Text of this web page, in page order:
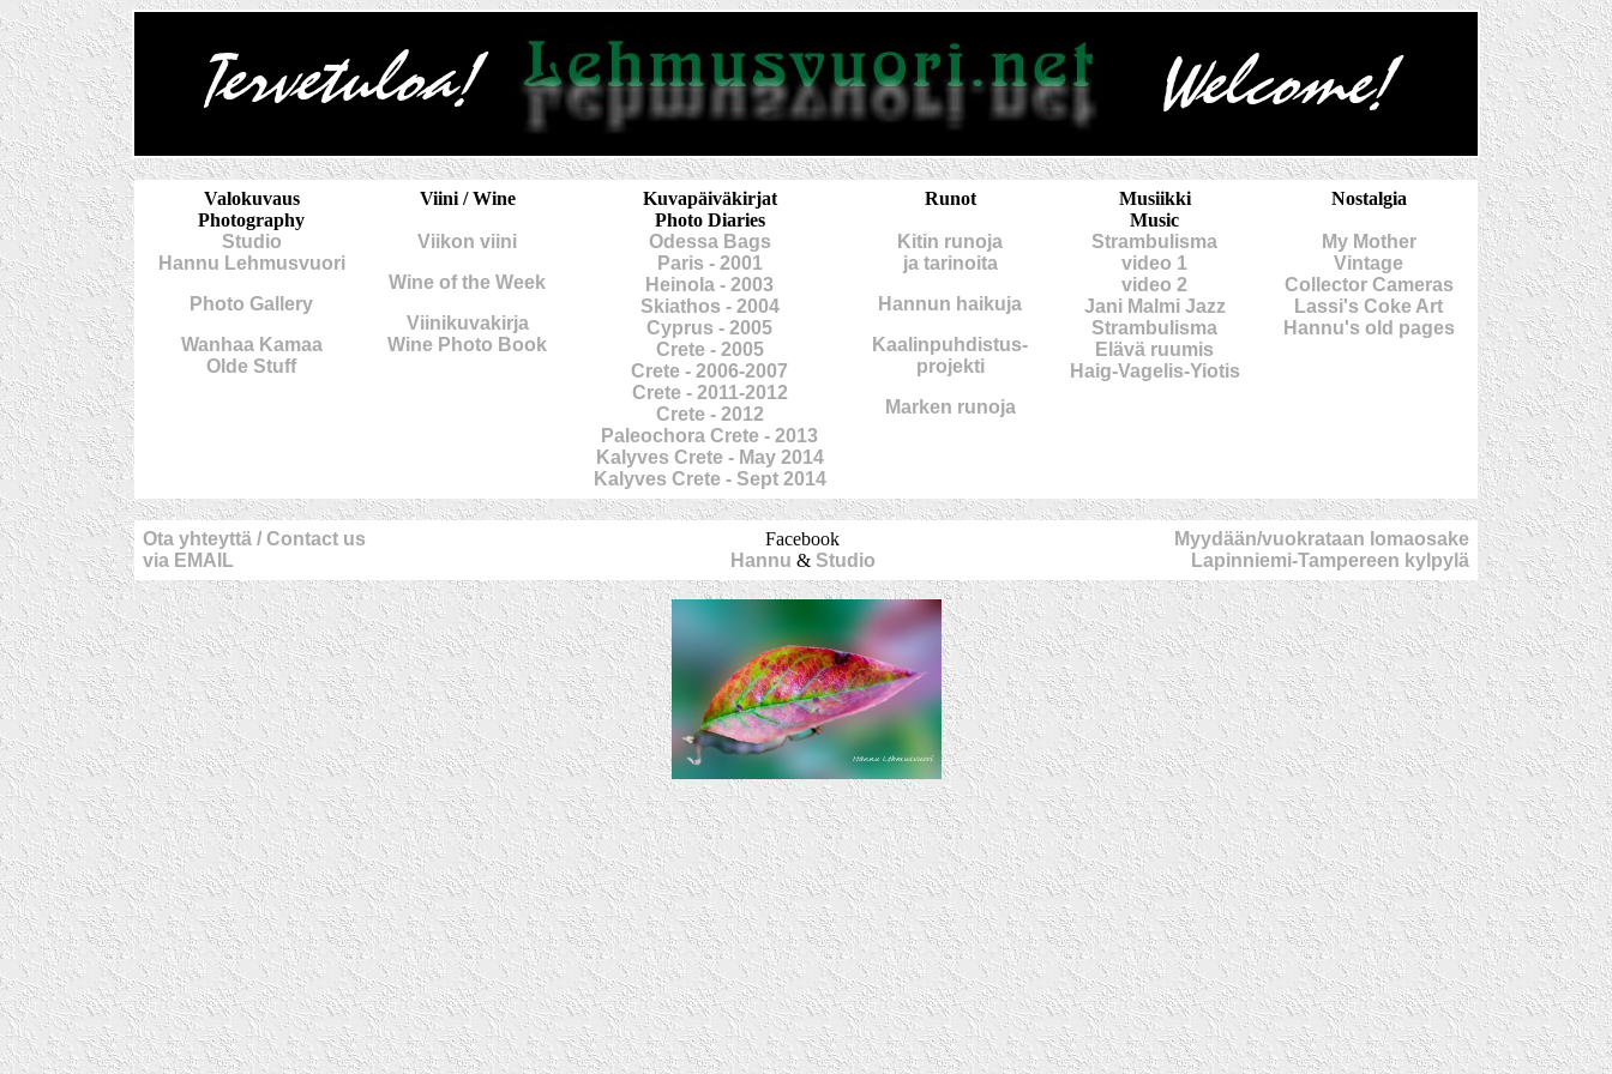
Valokuvaus
Photography
Studio
Hannu Lehmusvuori
Photo Gallery
Wanhaa Kamaa
Olde Stuff
Viini / Wine
Viikon viini
Wine of the Week
Viinikuvakirja
Wine Photo Book
Kuvapäiväkirjat
Photo Diaries
Odessa Bags
Paris - 2001
Heinola - 2003
Skiathos - 2004
Cyprus - 2005
Crete - 2005
Crete - 2006-2007
Crete - 2011-2012
Crete - 2012
Paleochora Crete - 2013
Kalyves Crete - May 2014
Kalyves Crete - Sept 2014
Runot
Kitin runoja
ja tarinoita
Hannun haikuja
Kaalinpuhdistus-
projekti
Marken runoja
Musiikki
Music
Strambulisma
video 1
video 2
Jani Malmi Jazz
Strambulisma
Elävä ruumis
Haig-Vagelis-Yiotis
Nostalgia
My Mother
Vintage
Collector Cameras
Lassi's Coke Art
Hannu's old pages
Ota yhteyttä / Contact us
via EMAIL
Facebook
Hannu & Studio
Myydään/vuokrataan lomaosake
Lapinniemi-Tampereen kylpylä